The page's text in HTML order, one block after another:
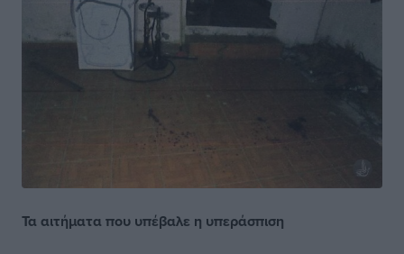
Τα αιτήματα που υπέβαλε η υπεράσπιση